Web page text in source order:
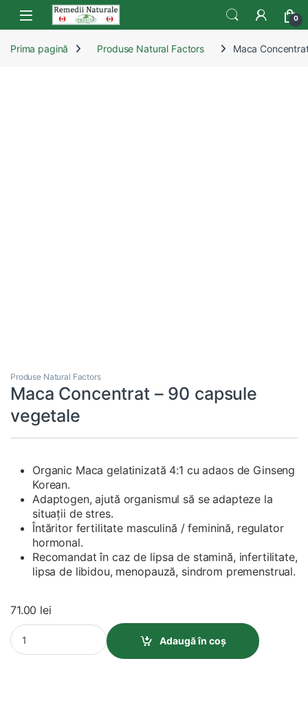
Skip to navigation
Skip to content
Open 0
Prima pagină Produse Natural Factors Maca
Produse Natural Factors
Maca Concentrat – 90 capsule
vegetale
Organic Maca gelatinizată 4:1 cu adaos de Ginseng
Korean.
Adaptogen, ajută organismul să se adapteze la
situaţii de stres.
Întăritor fertilitate masculină / feminină, regulator
hormonal.
Recomandat în caz de lipsa de stamină, infertilitate,
lipsa de libidou, menopauză, sindrom premenstrual.
71.00 lei
Maca Concentrat – 90 capsule vegetale quantity
Adaugă în coș